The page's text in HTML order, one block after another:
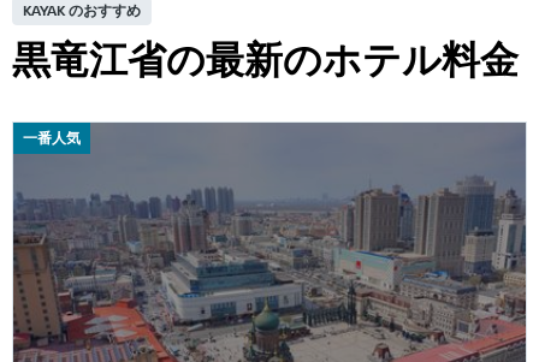
KAYAK のおすすめ
黒竜江省の最新のホテル料金
一番人気